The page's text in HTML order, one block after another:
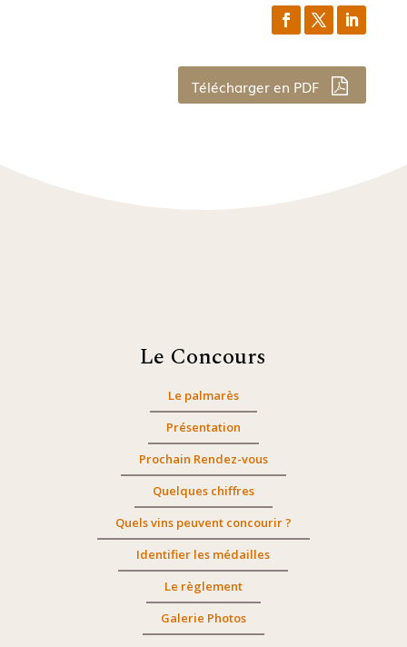
Télécharger en PDF
Le Concours
Le palmarès
Présentation
Prochain Rendez-vous
Quelques chiffres
Quels vins peuvent concourir ?
Identifier les médailles
Le règlement
Galerie Photos